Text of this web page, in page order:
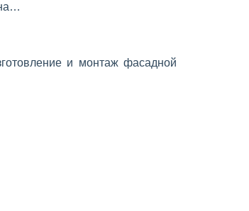
и монтаж фасадной